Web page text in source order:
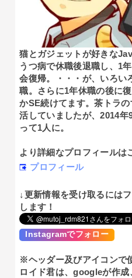
猫とガジェットが好きな
うつ病で休職後退職し、1
会復帰。・・・が、いろい
職。さらに1年休職の後に
かSE続けてます。茶トラ
活していましたが、2014年
って1人に。
より詳細なプロフィールは
プロフィール
↓更新情報を受け取るには
します！
Instagramでフォロー
※ヘッダー及びアイコンで
ロイド君は、googleが作成